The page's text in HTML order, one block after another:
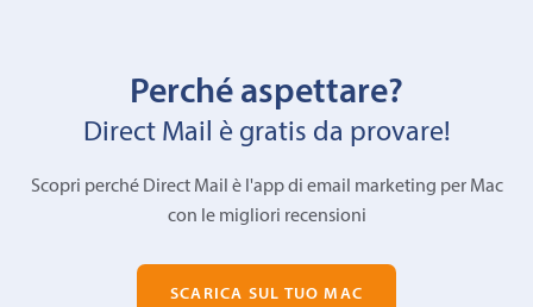
Perché aspettare?
Direct Mail è gratis da provare!
Scopri perché Direct Mail è l'app di email marketing per Mac
con le migliori recensioni
SCARICA SUL TUO MAC